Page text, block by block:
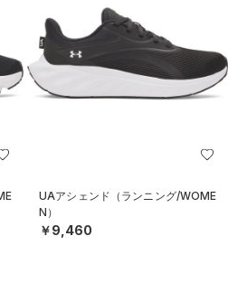
UAアシェンド（ランニング/WOME
N）
￥9,460